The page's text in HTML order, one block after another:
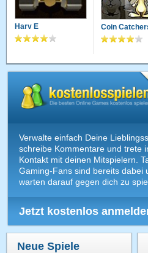
Harv E Coin
Verwalte einfach Deine
schreibe Kommentare und trete
Kontakt mit deinen Mitspielern.
Gaming-Fans sind bereits dabei
warten darauf gegen dich zu
Jetzt kostenlos
Neue Spiele